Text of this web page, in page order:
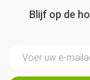
Blijf op de